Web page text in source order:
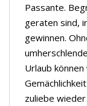
Passante.
geraten sind,
gewinnen.
Urlaub
zuliebe